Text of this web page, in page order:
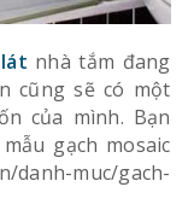
nhà tắm đang
cũng sẽ có một
của mình. Bạn
gạch mosaic
muc/gach-